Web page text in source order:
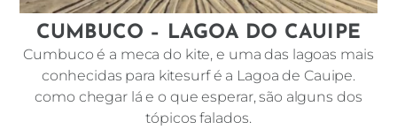
CUMBUCO – LAGOA DO CAUIPE
Cumbuco é a meca do kite, e uma das lagoas mais
conhecidas para kitesurf é a Lagoa de Cauipe.
como chegar lá e o que esperar, são alguns dos
tópicos falados.